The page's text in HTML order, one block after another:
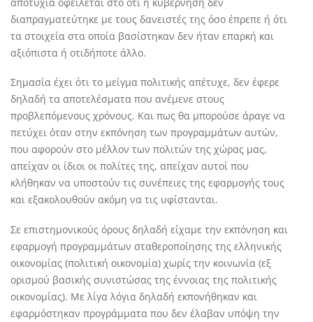
διαπραγματεύτηκε με τους δανειστές της όσο έπρεπε ή ότι
τα στοιχεία στα οποία βασίστηκαν δεν ήταν επαρκή και
αξιόπιστα ή οτιδήποτε άλλο.
Σημασία έχει ότι το μείγμα πολιτικής απέτυχε, δεν έφερε
δηλαδή τα αποτελέσματα που ανέμενε στους
προβλεπόμενους χρόνους. Και πως θα μπορούσε άραγε να
πετύχει όταν στην εκπόνηση των προγραμμάτων αυτών,
που αφορούν στο μέλλον των πολιτών της χώρας μας,
απείχαν οι ίδιοι οι πολίτες της, απείχαν αυτοί που
κλήθηκαν να υποστούν τις συνέπειες της εφαρμογής τους
και εξακολουθούν ακόμη να τις υφίστανται.
Σε επιστημονικούς όρους δηλαδή είχαμε την εκπόνηση και
εφαρμογή προγραμμάτων σταθεροποίησης της ελληνικής
οικονομίας (πολιτική οικονομία) χωρίς την κοινωνία (εξ
ορισμού βασικής συνιστώσας της έννοιας της πολιτικής
οικονομίας). Με λίγα λόγια δηλαδή εκπονήθηκαν και
εφαρμόστηκαν προγράμματα που δεν έλαβαν υπόψη την